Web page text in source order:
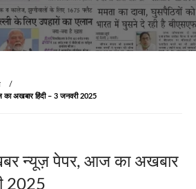
अखबार हिंदी – 3 जनवरी 2025
न्यूज़ पेपर, आज का अखबार
2025